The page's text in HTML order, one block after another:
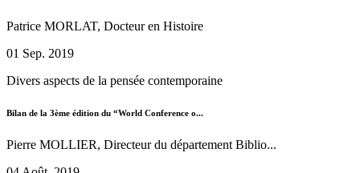
Patrice MORLAT, Docteur en Histoire
01 Sep. 2019
Divers aspects de la pensée contemporaine
Bilan de la 3ème édition du “World Conference o...
Pierre MOLLIER, Directeur du département Biblio...